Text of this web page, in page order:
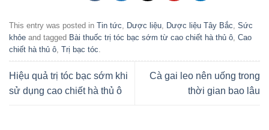
This entry was posted in Tin tức Dược liệu Dược liệu Tây Bắc Sức
khỏe and tagged Bài thuốc trị tóc bạc sớm từ cao chiết hà thủ ô Cao
chiết hà thủ ô Trị bạc tóc
Hiệu quả trị tóc bạc sớm khi
sử dụng cao chiết hà thủ ô
Cà gai leo nên uống trong
thời gian bao lâu